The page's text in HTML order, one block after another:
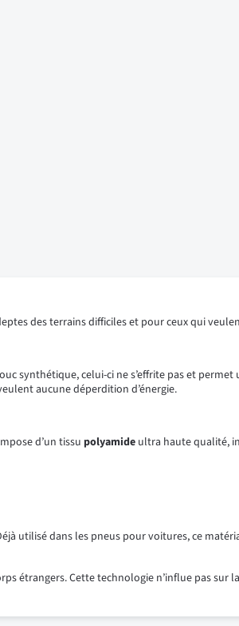
des terrains difficiles et pour ceux qui
synthétique, celui-ci ne s’effrite pas et
aucune déperdition d’énergie.
d’un tissu polyamide ultra haute qualité,
utilisé dans les pneus pour voitures, ce
étrangers. Cette technologie n’influe pas sur